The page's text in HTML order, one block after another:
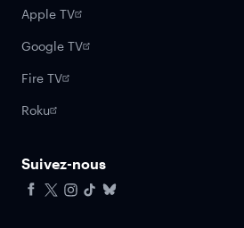
Apple TV
Google TV
Fire TV
Roku
Suivez-nous